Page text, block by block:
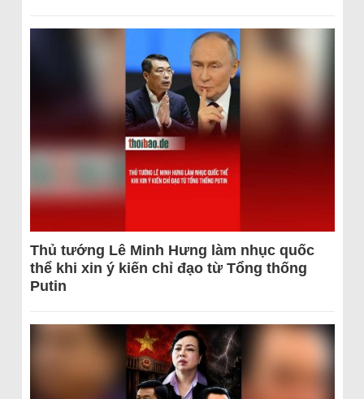
Thủ tướng Lê Minh Hưng làm nhục quốc
thể khi xin ý kiến chỉ đạo từ Tổng thống
Putin